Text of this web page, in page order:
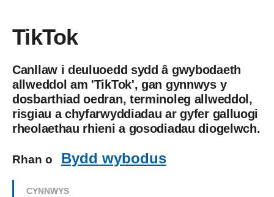
TikTok
Canllaw i deuluoedd sydd â gwybodaeth
allweddol am 'TikTok', gan gynnwys y
dosbarthiad oedran, terminoleg allweddol,
risgiau a chyfarwyddiadau ar gyfer galluogi
rheolaethau rhieni a gosodiadau diogelwch.
Rhan o Bydd wybodus
CYNNWYS